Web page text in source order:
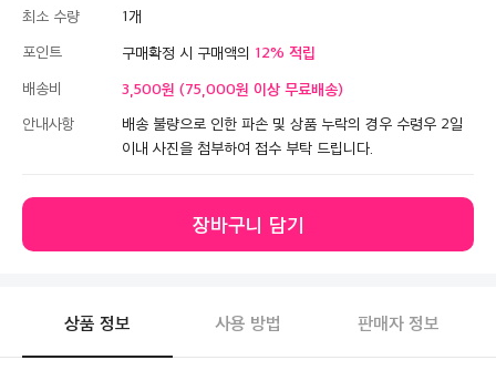
최소 수량
1
포인트
구매확정 시 구매액의 12
배송비 3,500원 (75,000원 이상 무료배송)
안내사항
배송 불량으로 인한 파손 및 상품 누락의 경우 수령우 2일
이내 사진을 첨부하여 접수 부탁 드립니다.
장바구니 담기
상품 정보 사용 방법 판매자 정보